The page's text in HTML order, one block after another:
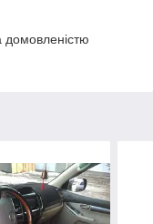
домовленістю